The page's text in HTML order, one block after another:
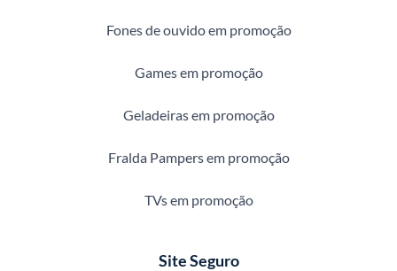
Fones de ouvido em promoção
Games em promoção
Geladeiras em promoção
Fralda Pampers em promoção
TVs em promoção
Site Seguro